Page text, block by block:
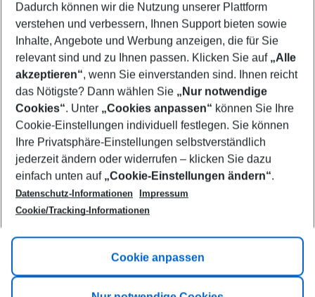
Who will travel
2 adults No children
Show more filter
Footer
Footer navigation
Title A
Link A
Dadurch können wir die Nutzung unserer Plattform
verstehen und verbessern, Ihnen Support bieten sowie
Inhalte, Angebote und Werbung anzeigen, die für Sie
relevant sind und zu Ihnen passen. Klicken Sie auf „Alle
akzeptieren“, wenn Sie einverstanden sind. Ihnen reicht
das Nötigste? Dann wählen Sie „Nur notwendige
Cookies“. Unter „Cookies anpassen“ können Sie Ihre
Cookie-Einstellungen individuell festlegen. Sie können
Ihre Privatsphäre-Einstellungen selbstverständlich
jederzeit ändern oder widerrufen – klicken Sie dazu
einfach unten auf „Cookie-Einstellungen ändern“.
Datenschutz-Informationen
Impressum
Cookie/Tracking-Informationen
Cookie anpassen